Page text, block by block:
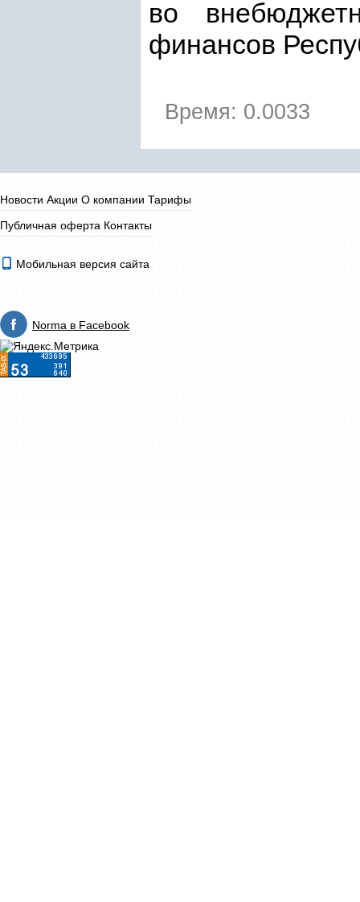
во
финансов
Время: 0.0033
Новости Акции О компании Тарифы
Публичная оферта Контакты
Мобильная версия сайта
Norma в Facebook